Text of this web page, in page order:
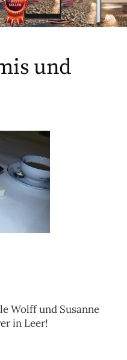
und
Wolff und Susanne
in Leer!